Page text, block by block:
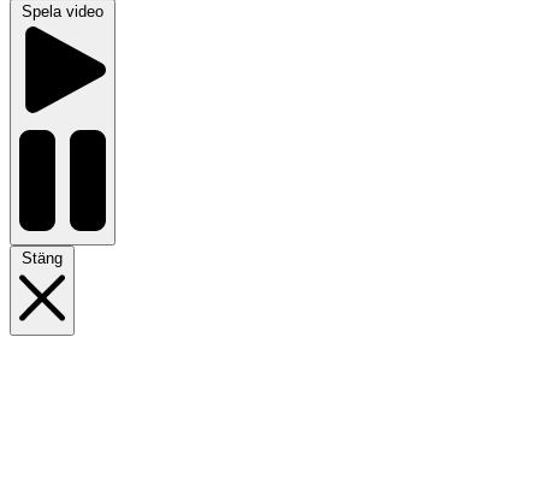
Spela video
Stäng